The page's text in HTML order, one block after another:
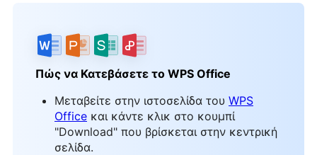
Πώς να Κατεβάσετε το WPS Office
Μεταβείτε στην ιστοσελίδα του WPS
Office και κάντε κλικ στο κουμπί
"Download" που βρίσκεται στην κεντρική
σελίδα.